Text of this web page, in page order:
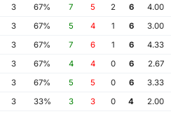
3 67% 7 5 2 6
4.00
3 67% 5 4 1 6
3.00
3 67% 7 6 1 6
4.33
3 67% 4 4 0 6
2.67
3 67% 5 5 0 6
3.33
3 33% 3 3 0 4
2.00